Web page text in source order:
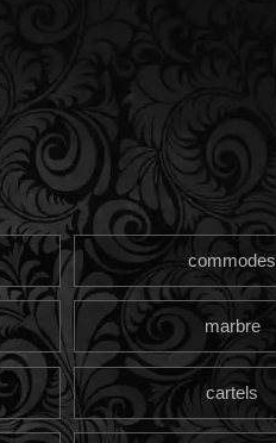
commodes
marbre
cartels